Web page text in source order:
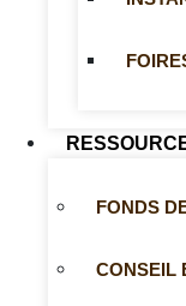
FONDS
CONSEIL